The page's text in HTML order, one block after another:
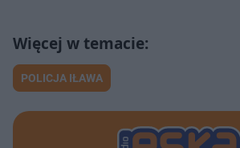
POLICJA IŁAWA